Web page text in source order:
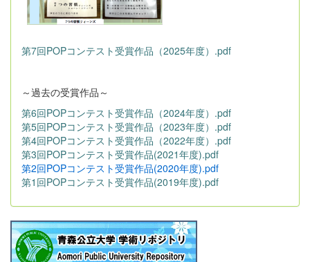
第7回POPコンテスト受賞作品（2025年度）.pdf
～過去の受賞作品～
第6回POPコンテスト受賞作品（2024年度）.pdf
第5回POPコンテスト受賞作品（2023年度）.pdf
第4回POPコンテスト受賞作品（2022年度）.pdf
第3回POPコンテスト受賞作品(2021年度).pdf
第2回POPコンテスト受賞作品(2020年度).pdf
第1回POPコンテスト受賞作品(2019年度).pdf